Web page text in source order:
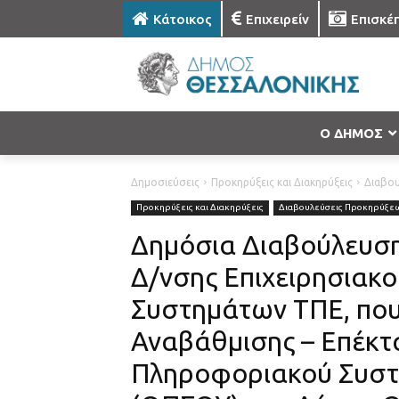
Κάτοικος Επιχειρείν
Ο ΔΗΜΟΣ
Δημοσιεύσεις Προκηρύξεις και Διακηρύξεις
Προκηρύξεις και Διακηρύξεις Διαβουλεύσεις
Δημόσια
Δ/νσης
Συστημάτων ΤΠΕ,
Αναβάθμισης –
Πληροφοριακού